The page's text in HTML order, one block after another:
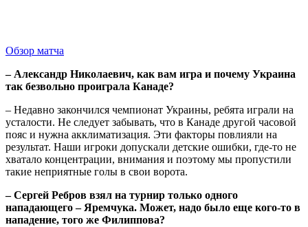
Обзор матча
– Александр Николаевич, как вам игра и почему Украина
так безвольно проиграла Канаде?
– Недавно закончился чемпионат Украины, ребята играли на
усталости. Не следует забывать, что в Канаде другой часовой
пояс и нужна акклиматизация. Эти факторы повлияли на
результат. Наши игроки допускали детские ошибки, где-то не
хватало концентрации, внимания и поэтому мы пропустили
такие неприятные голы в свои ворота.
– Сергей Ребров взял на турнир только одного
нападающего – Яремчука. Может, надо было еще кого-то в
нападение, того же Филиппова?